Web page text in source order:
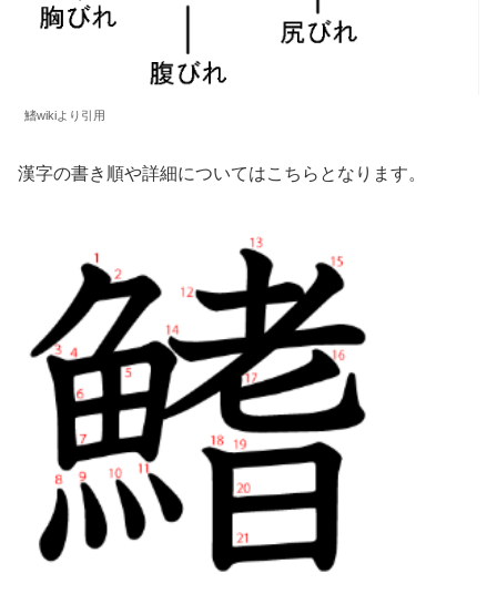
鰭wikiより引用
漢字の書き順や詳細についてはこちらとなります。